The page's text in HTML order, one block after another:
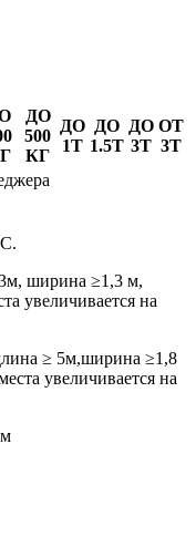
ДО
500
КГ
ДО
1Т
ДО
1.5Т
ДО
3Т
ОТ
3Т
ширина ≥1,3 м,
увеличивается на
≥ 5м,ширина ≥1,8
увеличивается на